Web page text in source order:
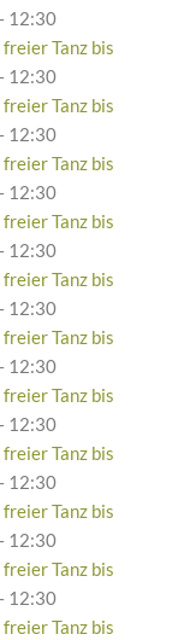
12:30
Tanz bis
12:30
Tanz bis
12:30
Tanz bis
12:30
Tanz bis
12:30
Tanz bis
12:30
Tanz bis
12:30
Tanz bis
12:30
Tanz bis
12:30
Tanz bis
12:30
Tanz bis
12:30
Tanz bis